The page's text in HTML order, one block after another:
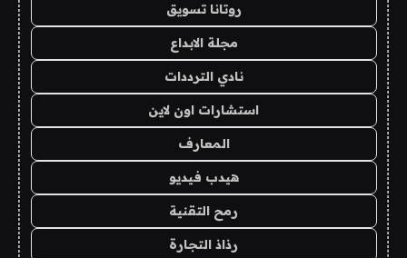
روتانا تسويق
مجلة الابداع
نادي الترددات
استشارات اون لاين
المعارف
هيدب فيديو
رمح التقنية
رذاذ التجارة